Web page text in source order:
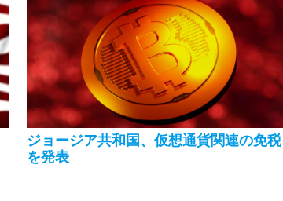
ジョージア共和国、仮想通貨関連の免税
を発表